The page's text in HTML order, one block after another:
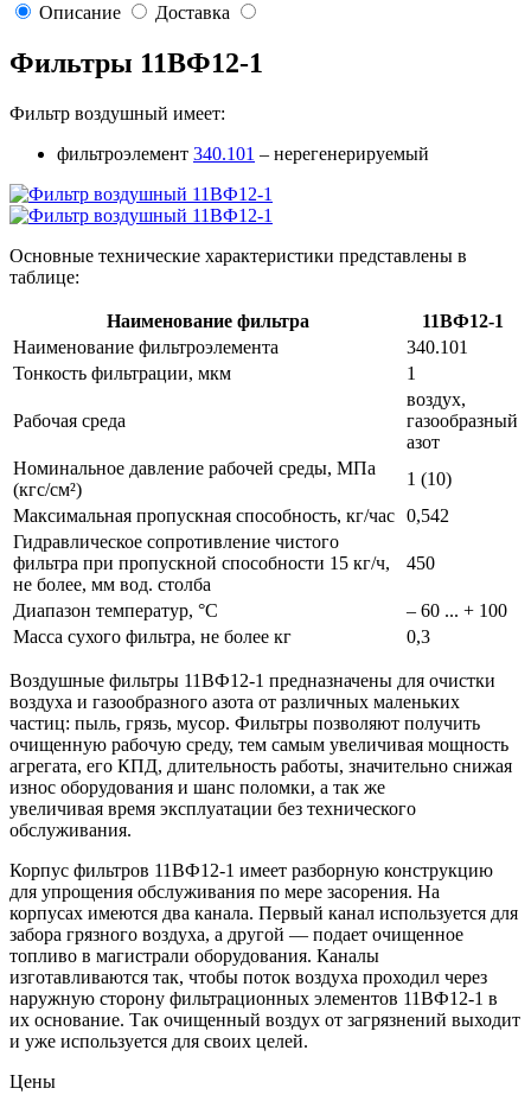
Описание Доставка
Фильтры 11ВФ12-1
Фильтр воздушный имеет:
фильтроэлемент 340.101 – нерегенерируемый
Основные технические характеристики представлены в
таблице:
Наименование фильтра
11ВФ12-1
Наименование фильтроэлемента
340.101
Тонкость фильтрации, мкм
1
Рабочая среда
воздух,
газообразный
азот
Номинальное давление рабочей среды, МПа
(кгс/см²)
1 (10)
Максимальная пропускная способность, кг/час 0,542
Гидравлическое сопротивление чистого
фильтра при пропускной способности 15 кг/ч,
не более, мм вод. столба
450
Диапазон температур, °С
– 60 ... + 100
Масса сухого фильтра, не более кг
0,3
Воздушные фильтры 11ВФ12-1 предназначены для очистки
воздуха и газообразного азота от различных маленьких
частиц: пыль, грязь, мусор. Фильтры позволяют получить
очищенную рабочую среду, тем самым увеличивая мощность
агрегата, его КПД, длительность работы, значительно снижая
износ оборудования и шанс поломки, а так же
увеличивая время эксплуатации без технического
обслуживания.
Корпус фильтров 11ВФ12-1 имеет разборную конструкцию
для упрощения обслуживания по мере засорения. На
корпусах имеются два канала. Первый канал используется для
забора грязного воздуха, а другой — подает очищенное
топливо в магистрали оборудования. Каналы
изготавливаются так, чтобы поток воздуха проходил через
наружную сторону фильтрационных элементов 11ВФ12-1 в
их основание. Так очищенный воздух от загрязнений выходит
и уже используется для своих целей.
Цены